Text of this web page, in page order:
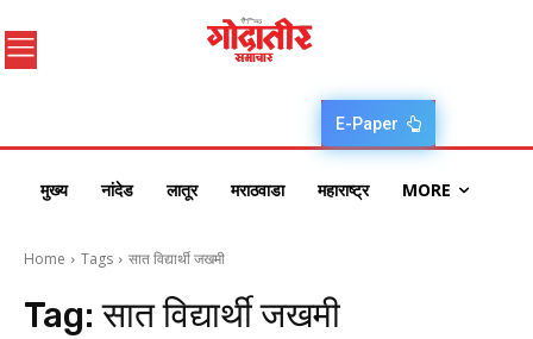
E-Paper
मुख्य नांदेड लातूर मराठवाडा महाराष्ट्र MORE
Home Tags सात विद्यार्थी जखमी
Tag:सात विद्यार्थी जखमी